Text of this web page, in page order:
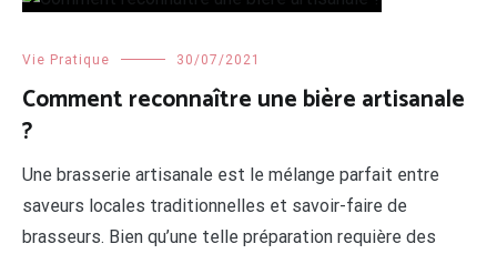
Vie Pratique 30/07/2021
Comment reconnaître une bière artisanale
?
Une brasserie artisanale est le mélange parfait entre
saveurs locales traditionnelles et savoir-faire de
brasseurs. Bien qu’une telle préparation requière des